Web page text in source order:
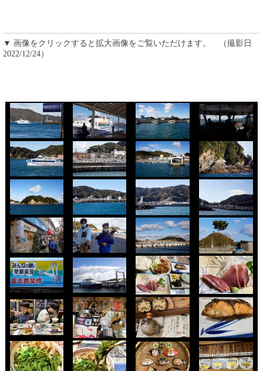
▼ 画像をクリックすると拡大画像をご覧いただけます。 （撮影日
2022/12/24）